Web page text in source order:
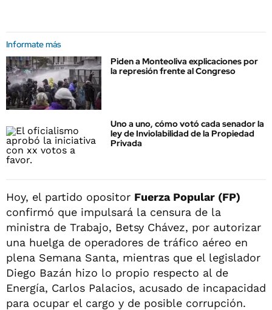
Informate más
Piden a Monteoliva explicaciones por
la represión frente al Congreso
Uno a uno, cómo votó cada senador la
ley de Inviolabilidad de la Propiedad
Privada
Hoy, el partido opositor Fuerza Popular (FP)
confirmó que impulsará la censura de la
ministra de Trabajo, Betsy Chávez, por autorizar
una huelga de operadores de tráfico aéreo en
plena Semana Santa, mientras que el legislador
Diego Bazán hizo lo propio respecto al de
Energía, Carlos Palacios, acusado de incapacidad
para ocupar el cargo y de posible corrupción.